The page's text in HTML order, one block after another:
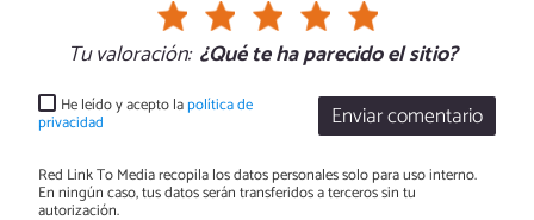
Tu valoración: ¿Qué te ha parecido el sitio?
Enviar comentario
He leído y acepto lapolítica de
privacidad
Red Link To Media recopila los datos personales solo para uso interno.
En ningún caso, tus datos serán transferidos a terceros sin tu
autorización.